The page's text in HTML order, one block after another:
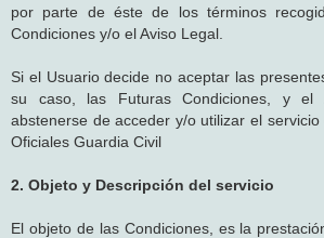
por parte de éste de los términos
Condiciones y/o el Aviso Legal.
Si el Usuario decide no aceptar las
su caso, las Futuras Condiciones, y el
abstenerse de acceder y/o utilizar el
Oficiales Guardia Civil
2. Objeto y Descripción del servicio
El objeto de las Condiciones, es la